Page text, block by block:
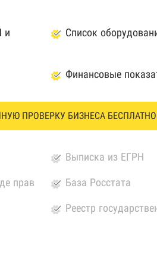
и
Список
Финансовые
ПРОВЕРКУ БИЗНЕСА БЕСПЛАТНО
Выписка из ЕГРН
прав База Росстата
Реестр